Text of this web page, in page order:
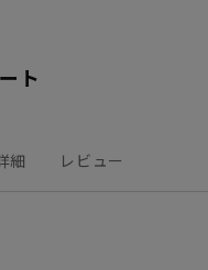
ト
細 レビュー